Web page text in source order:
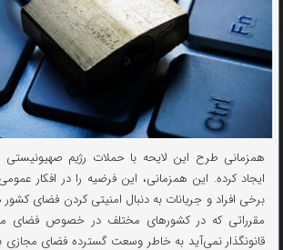
همزمانی طرح این لایحه با حملات رژیم صهیونیستی
ایجاد کرده. این همزمانی، این فرضیه را در افکار عمومی
برخی افراد و جریانات به دنبال امنیتی کردن فضای
مقرراتی که در کشورهای مختلف در خصوص فضای
قانونگذار نمی‌آید به خاطر وسعت گسترده فضای مجازی